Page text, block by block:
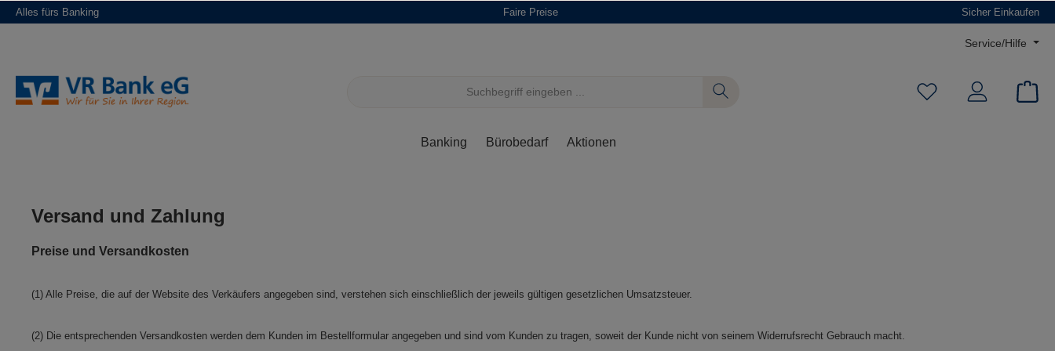
Zur Hauptnavigation springen
Alles fürs Banking Faire Preise Sicher Einkaufen
Service/Hilfe
Banking Bürobedarf Aktionen
Versand und Zahlung
Preise und Versandkosten
(1) Alle Preise, die auf der Website des Verkäufers angegeben sind, verstehen sich einschließlich der jeweils gültigen gesetzlichen Umsatzsteuer.
(2) Die entsprechenden Versandkosten werden dem Kunden im Bestellformular angegeben und sind vom Kunden zu tragen, soweit der Kunde nicht von seinem Widerrufsrecht Gebrauch macht.